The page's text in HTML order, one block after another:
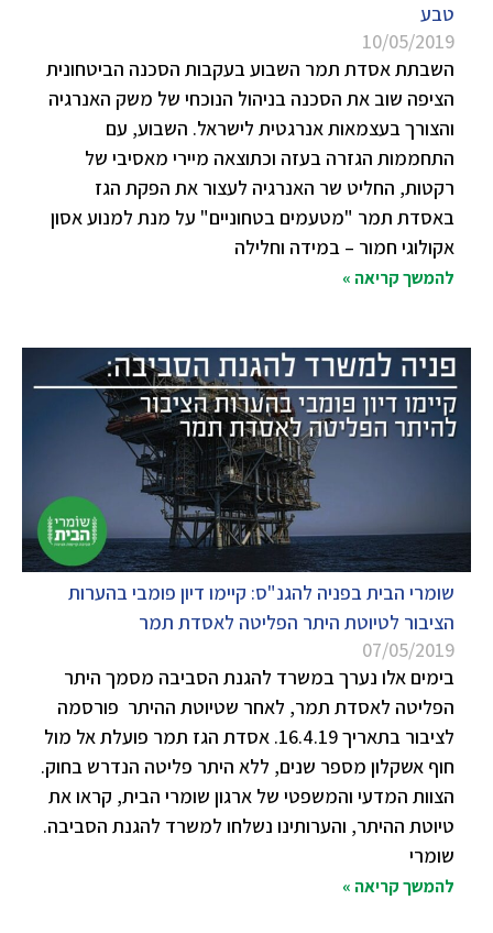
טבע
10/05/2019
השבתת אסדת תמר השבוע בעקבות הסכנה הביטחונית
הציפה שוב את הסכנה בניהול הנוכחי של משק האנרגיה
והצורך בעצמאות אנרגטית לישראל. השבוע, עם
התחממות הגזרה בעזה וכתוצאה מיירי מאסיבי של
רקטות, החליט שר האנרגיה לעצור את הפקת הגז
באסדת תמר "מטעמים בטחוניים" על מנת למנוע אסון
אקולוגי חמור – במידה וחלילה
להמשך קריאה »
שומרי הבית בפניה להגנ"ס: קיימו דיון פומבי בהערות
הציבור לטיוטת היתר הפליטה לאסדת תמר
07/05/2019
בימים אלו נערך במשרד להגנת הסביבה מסמך היתר
הפליטה לאסדת תמר, לאחר שטיוטת ההיתר פורסמה
לציבור בתאריך 16.4.19. אסדת הגז תמר פועלת אל מול
חוף אשקלון מספר שנים, ללא היתר פליטה הנדרש בחוק.
הצוות המדעי והמשפטי של ארגון שומרי הבית, קראו את
טיוטת ההיתר, והערותינו נשלחו למשרד להגנת הסביבה.
שומרי
להמשך קריאה »